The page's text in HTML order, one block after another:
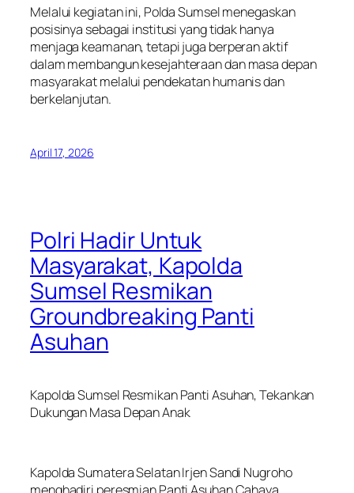
Melalui kegiatan ini, Polda Sumsel menegaskan
posisinya sebagai institusi yang tidak hanya
menjaga keamanan, tetapi juga berperan aktif
dalam membangun kesejahteraan dan masa depan
masyarakat melalui pendekatan humanis dan
berkelanjutan.
April 17, 2026
Polri Hadir Untuk
Masyarakat, Kapolda
Sumsel Resmikan
Groundbreaking Panti
Asuhan
Kapolda Sumsel Resmikan Panti Asuhan, Tekankan
Dukungan Masa Depan Anak
Kapolda Sumatera Selatan Irjen Sandi Nugroho